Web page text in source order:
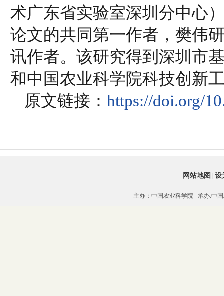
术广东省实验室深圳分中心
论文的共同第一作者，樊伟
讯作者。该研究得到深圳市
和中国农业科学院科技创新
原文链接： https://doi.org/
网站地图 设
主办：中国农业科学院 承办:中